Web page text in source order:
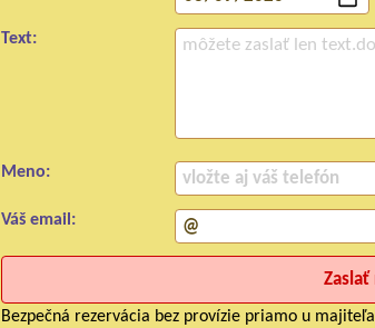
Text:
Meno:
Váš email:
Bezpečná rezervácia bez provízie priamo u majiteľa